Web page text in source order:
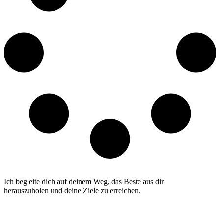
Ich begleite dich auf deinem Weg, das Beste aus dir
herauszuholen und deine Ziele zu erreichen.